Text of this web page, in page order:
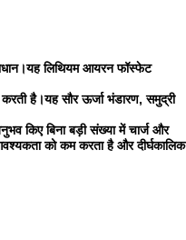
लिथियम आयरन फॉस्फेट
है।यह सौर ऊर्जा भंडारण, समुद्री
किए बिना बड़ी संख्या में चार्ज और
को कम करता है और दीर्घकालिक